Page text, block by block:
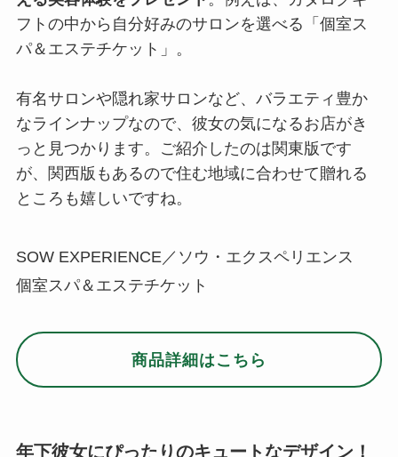
フトの中から自分好みのサロンを選べる「個室ス
パ＆エステチケット」。
有名サロンや隠れ家サロンなど、バラエティ豊か
なラインナップなので、彼女の気になるお店がき
っと見つかります。ご紹介したのは関東版です
が、関西版もあるので住む地域に合わせて贈れる
ところも嬉しいですね。
SOW EXPERIENCE／ソウ・エクスペリエンス
個室スパ＆エステチケット
商品詳細はこちら
年下彼女にぴったりのキュートなデザイン！